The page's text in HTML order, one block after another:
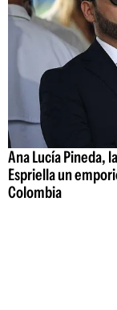
Ana Lucía Pineda,
Espriella un
Colombia